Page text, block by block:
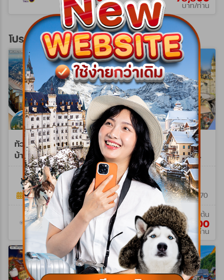
บาท/ท่าน บาท/ท่าน
โปรแกรมทัวร์ยุโรปตะวันออก
ทัวร์ยุโรปตะวันออก พักหมู่
บ้านฮัลสตัทท์ 10วัน 7คืน
(LH+OS)
WLH0210NY
10วัน 7คืน
25 ธ.ค. 69 - 03 ม.ค. 70
เริ่มต้น
129,900
บาท/ท่าน
ทัวร์ยุโรปตะวันออก
เยอรมัน - ออสเตรีย -
เช็ก - ฮังการี 8วัน QR
JUN 26 - MAR 27
WTQR0208M
8วัน 5คืน
09 ก.พ. 69 - 28 มี.ค. 70
เริ่มต้น
69,900
บาท/ท่าน